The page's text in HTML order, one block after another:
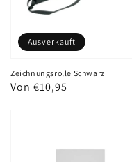
Zeichnungsrolle Schwarz
Normaler
Von €10,95
Ausverkauft